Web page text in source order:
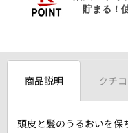
商品説明 クチ
頭皮と髪のうるおいを保